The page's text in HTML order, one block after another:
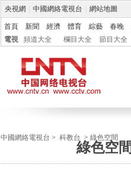
央視網 中國網絡電視台 網站地圖
首頁 新聞 經濟 體育 綜藝 春晚
電視
頻道大全 欄目大全 節目大全
中國網絡電視台 > 科教台 > 綠色空間
綠色空